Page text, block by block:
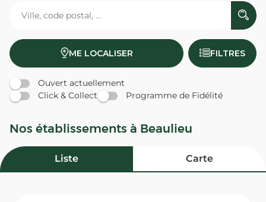
ME LOCALISER FILTRES
Ouvert actuellement
Click & Collect
Programme de Fidélité
Nos établissements à Beaulieu
Liste Carte